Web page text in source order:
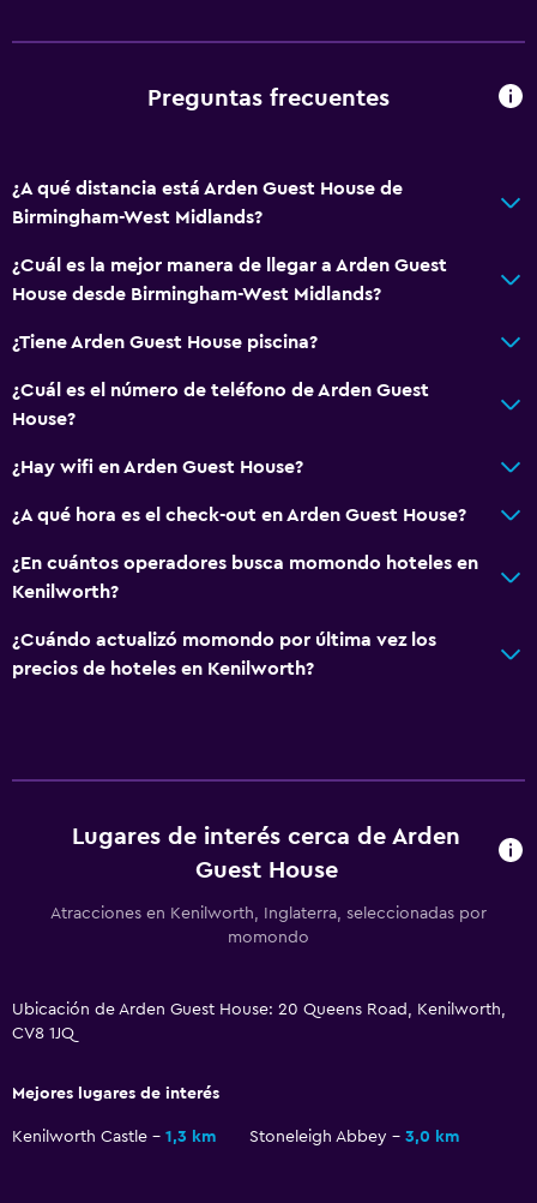
Preguntas frecuentes
¿A qué distancia está Arden Guest House de
Birmingham-West Midlands?
¿Cuál es la mejor manera de llegar a Arden Guest
House desde Birmingham-West Midlands?
¿Tiene Arden Guest House piscina?
¿Cuál es el número de teléfono de Arden Guest
House?
¿Hay wifi en Arden Guest House?
¿A qué hora es el check-out en Arden Guest House?
¿En cuántos operadores busca momondo hoteles en
Kenilworth?
¿Cuándo actualizó momondo por última vez los
precios de hoteles en Kenilworth?
Lugares de interés cerca de Arden
Guest House
Atracciones en Kenilworth, Inglaterra, seleccionadas por
momondo
Ubicación de Arden Guest House: 20 Queens Road, Kenilworth,
CV8 1JQ
Mejores lugares de interés
Kenilworth Castle 1,3 km Stoneleigh Abbey 3,0 km